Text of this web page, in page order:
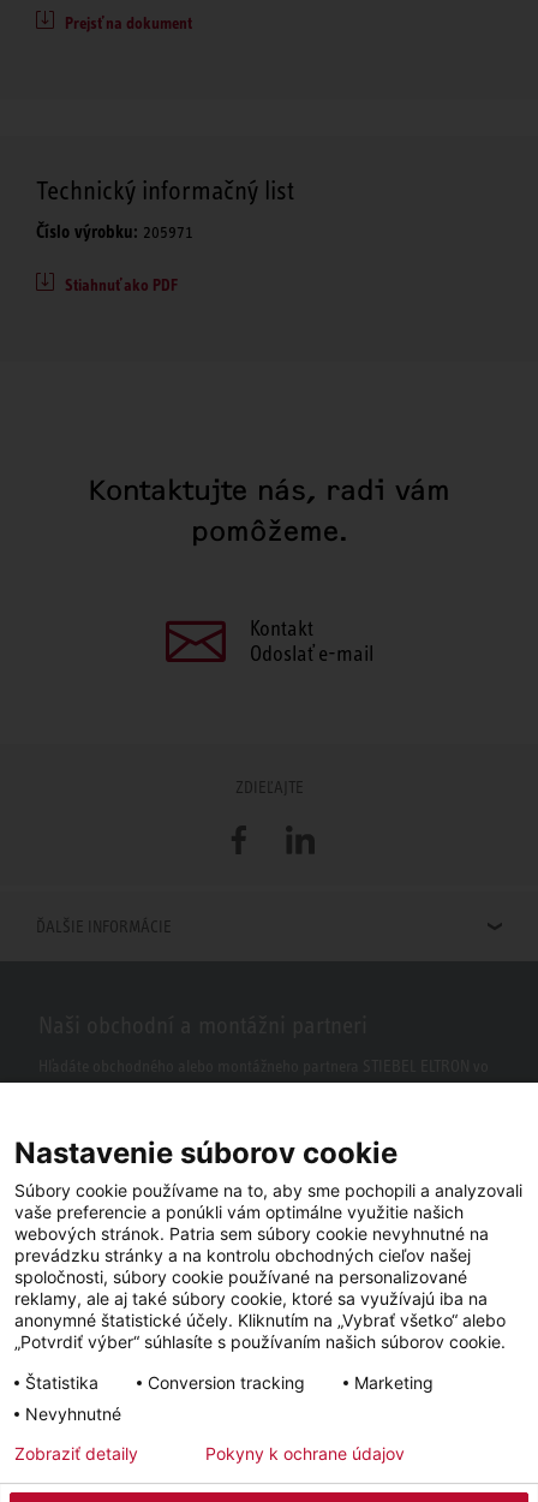
Prejsť na dokument
Technický informačný list
Číslo výrobku: 205971
Stiahnuť ako PDF
Kontaktujte nás, radi vám
pomôžeme.
Kontakt
Odoslať e-mail
ZDIEĽAJTE
FacebookLinkedIn
ĎALŠIE INFORMÁCIE
Impressum Ochrana osobných údajov Newsletter
Facebook YouTube LinkedIn
Instagram
Nastavenie súborov cookie
Súbory cookie používame na to, aby sme pochopili a analyzovali
vaše preferencie a ponúkli vám optimálne využitie našich
webových stránok. Patria sem súbory cookie nevyhnutné na
prevádzku stránky a na kontrolu obchodných cieľov našej
spoločnosti, súbory cookie používané na personalizované
reklamy, ale aj také súbory cookie, ktoré sa využívajú iba na
anonymné štatistické účely. Kliknutím na „Vybrať všetko“ alebo
„Potvrdiť výber“ súhlasíte s používaním našich súborov cookie.
Štatistika
Conversion tracking
Marketing
Nevyhnutné
Zobraziť detaily Pokyny k ochrane údajov